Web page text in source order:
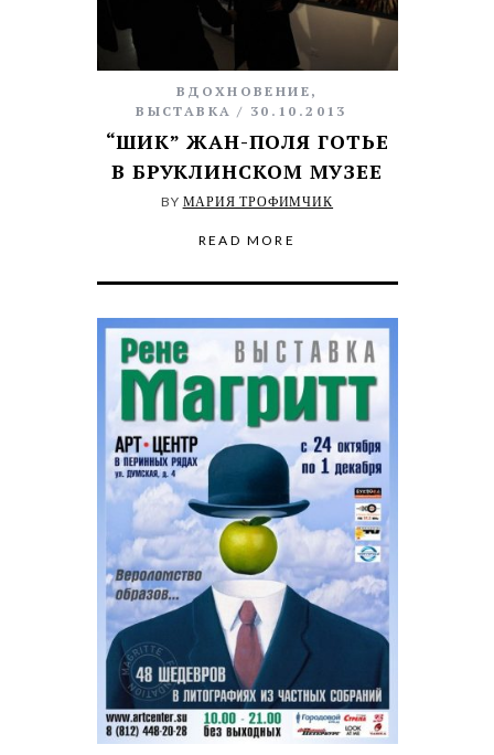
ВДОХНОВЕНИЕ ,
ВЫСТАВКА
30.10.2013
“ШИК” ЖАН-ПОЛЯ ГОТЬЕ
В БРУКЛИНСКОМ МУЗЕЕ
BY МАРИЯ ТРОФИМЧИК
READ MORE